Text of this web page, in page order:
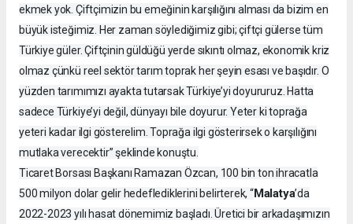
ekmek yok. Çiftçimizin bu emeğinin karşılığını alması da bizim en
büyük isteğimiz. Her zaman söylediğimiz gibi; çiftçi gülerse tüm
Türkiye güler. Çiftçinin güldüğü yerde sıkıntı olmaz, ekonomik kriz
olmaz çünkü reel sektör tarım toprak her şeyin esası ve başıdır. O
yüzden tarımımızı ayakta tutarsak Türkiye’yi doyururuz. Hatta
sadece Türkiye’yi değil, dünyayı bile doyurur. Yeter ki toprağa
yeteri kadar ilgi gösterelim. Toprağa ilgi gösterirsek o karşılığını
mutlaka verecektir” şeklinde konuştu.
Ticaret Borsası Başkanı Ramazan Özcan, 100 bin ton ihracatla
500 milyon dolar gelir hedeflediklerini belirterek, “Malatya’da
2022-2023 yılı hasat dönemimiz başladı. Üretici bir arkadaşımızın